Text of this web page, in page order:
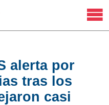
alerta por
tras los
casi